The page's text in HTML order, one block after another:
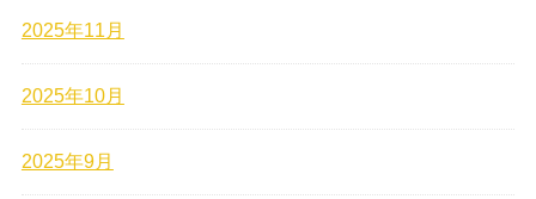
2025年11月
2025年10月
2025年9月